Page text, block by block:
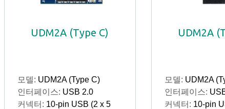
UDM2A (Type C)
모델: UDM2A (Type C)
인터페이스: USB 2.0
커넥터: 10-pin USB (2 x 5
UDM2A
모델: UDM2A
인터페이스:
커넥터: 10-pin